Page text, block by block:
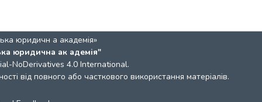
юридичн а академія»
юридична ак адемія"
NoDerivatives 4.0 International.
від повного або часткового використання матеріалів.